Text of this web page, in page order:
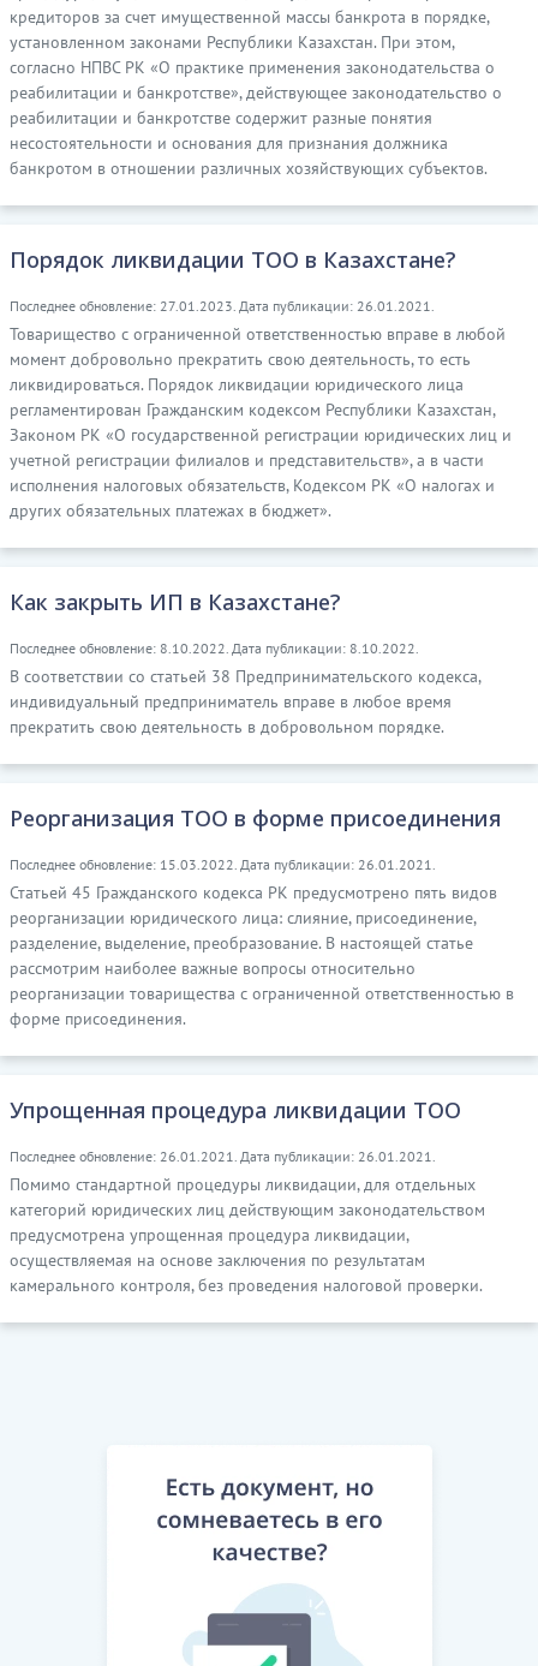
кредиторов за счет имущественной массы банкрота в порядке,
установленном законами Республики Казахстан. При этом,
согласно НПВС РК «О практике применения законодательства о
реабилитации и банкротстве», действующее законодательство о
реабилитации и банкротстве содержит разные понятия
несостоятельности и основания для признания должника
банкротом в отношении различных хозяйствующих субъектов.
Порядок ликвидации ТОО в Казахстане?
Последнее обновление: 27.01.2023. Дата публикации: 26.01.2021.
Товарищество с ограниченной ответственностью вправе в любой
момент добровольно прекратить свою деятельность, то есть
ликвидироваться. Порядок ликвидации юридического лица
регламентирован Гражданским кодексом Республики Казахстан,
Законом РК «О государственной регистрации юридических лиц и
учетной регистрации филиалов и представительств», а в части
исполнения налоговых обязательств, Кодексом РК «О налогах и
других обязательных платежах в бюджет».
Как закрыть ИП в Казахстане?
Последнее обновление: 8.10.2022. Дата публикации: 8.10.2022.
В соответствии со статьей 38 Предпринимательского кодекса,
индивидуальный предприниматель вправе в любое время
прекратить свою деятельность в добровольном порядке.
Реорганизация ТОО в форме присоединения
Последнее обновление: 15.03.2022. Дата публикации: 26.01.2021.
Статьей 45 Гражданского кодекса РК предусмотрено пять видов
реорганизации юридического лица: слияние, присоединение,
разделение, выделение, преобразование. В настоящей статье
рассмотрим наиболее важные вопросы относительно
реорганизации товарищества с ограниченной ответственностью в
форме присоединения.
Упрощенная процедура ликвидации ТОО
Последнее обновление: 26.01.2021. Дата публикации: 26.01.2021.
Помимо стандартной процедуры ликвидации, для отдельных
категорий юридических лиц действующим законодательством
предусмотрена упрощенная процедура ликвидации,
осуществляемая на основе заключения по результатам
камерального контроля, без проведения налоговой проверки.